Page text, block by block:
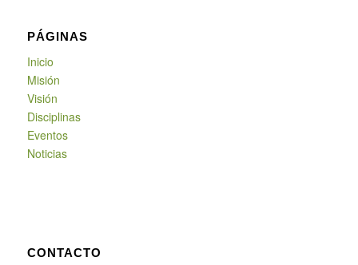
PÁGINAS
Inicio
Misión
Visión
Disciplinas
Eventos
Noticias
CONTACTO